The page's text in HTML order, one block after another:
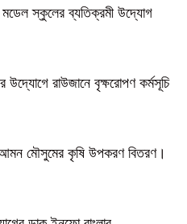
স্কুলের ব্যতিক্রমী উদ্যোগ
উদ্যোগে রাউজানে বৃক্ষরোপণ কর্মসূচি
আমন মৌসুমের কৃষি উপকরণ বিতরণ।